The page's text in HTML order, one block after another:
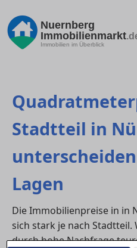
Nuernberg
Immobilienmarkt
Immobilien im Überblick
Stadtteil in
Lagen
Die Immobilienpreise in in
sich stark je nach Stadtteil.
durch hohe Nachfrage